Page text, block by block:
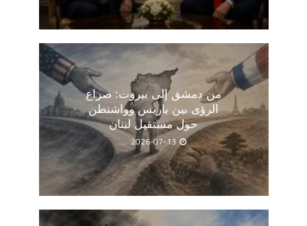
من دمشق إلى بيروت: صراع
الرؤى بين باريس وواشنطن
حول مستقبل لبنان
2026-07-13